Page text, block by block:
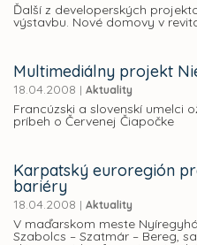
Ďalší z developerských
výstavbu. Nové domovy v
Multimediálny projekt
18.04.2008 | Aktuality
Francúzski a slovenskí umelci
príbeh o Červenej Čiapočke
Karpatský euroregión
bariéry
18.04.2008 | Aktuality
V maďarskom meste
Szabolcs – Szatmár – Bereg,